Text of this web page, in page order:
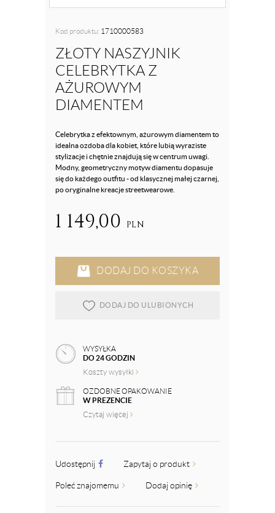
Kod produktu: 1710000583
ZŁOTY NASZYJNIK
CELEBRYTKA Z
AŻUROWYM
DIAMENTEM
Celebrytka z efektownym, ażurowym diamentem to
idealna ozdoba dla kobiet, które lubią wyraziste
stylizacje i chętnie znajdują się w centrum uwagi.
Modny, geometryczny motyw diamentu dopasuje
się do każdego outfitu - od klasycznej małej czarnej,
po oryginalne kreacje streetwearowe.
1 149,00 PLN
DODAJ DO KOSZYKA
DODAJ DO ULUBIONYCH
WYSYŁKA
DO 24 GODZIN
Koszty wysyłki
OZDOBNE OPAKOWANIE
W PREZENCIE
Czytaj więcej
Udostępnij Zapytaj o produkt
Poleć znajomemu Dodaj opinię